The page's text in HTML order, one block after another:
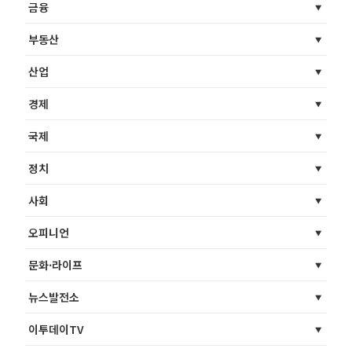
금융
부동산
산업
경제
국제
정치
사회
오피니언
문화·라이프
뉴스발전소
이투데이TV